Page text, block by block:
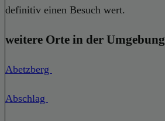
definitiv einen Besuch wert.
weitere Orte in der Umgebung
Abetzberg
Abschlag